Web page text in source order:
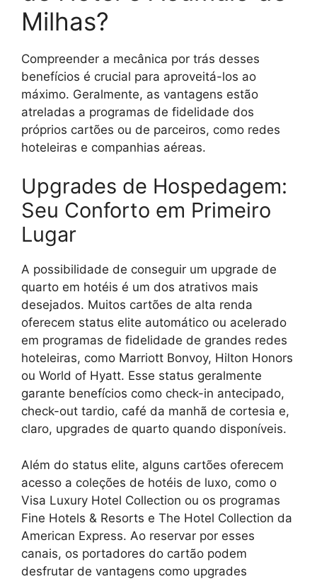
Milhas?
Compreender a mecânica por trás desses
benefícios é crucial para aproveitá-los ao
máximo. Geralmente, as vantagens estão
atreladas a programas de fidelidade dos
próprios cartões ou de parceiros, como redes
hoteleiras e companhias aéreas.
Upgrades de Hospedagem:
Seu Conforto em Primeiro
Lugar
A possibilidade de conseguir um upgrade de
quarto em hotéis é um dos atrativos mais
desejados. Muitos cartões de alta renda
oferecem status elite automático ou acelerado
em programas de fidelidade de grandes redes
hoteleiras, como Marriott Bonvoy, Hilton Honors
ou World of Hyatt. Esse status geralmente
garante benefícios como check-in antecipado,
check-out tardio, café da manhã de cortesia e,
claro, upgrades de quarto quando disponíveis.
Além do status elite, alguns cartões oferecem
acesso a coleções de hotéis de luxo, como o
Visa Luxury Hotel Collection ou os programas
Fine Hotels & Resorts e The Hotel Collection da
American Express. Ao reservar por esses
canais, os portadores do cartão podem
desfrutar de vantagens como upgrades